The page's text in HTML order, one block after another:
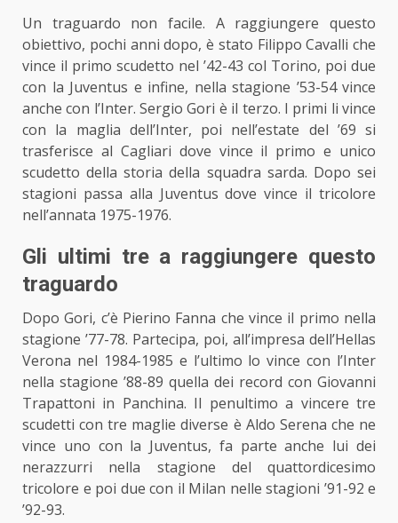
Un traguardo non facile. A raggiungere questo
obiettivo, pochi anni dopo, è stato Filippo Cavalli che
vince il primo scudetto nel ’42-43 col Torino, poi due
con la Juventus e infine, nella stagione ’53-54 vince
anche con l’Inter. Sergio Gori è il terzo. I primi li vince
con la maglia dell’Inter, poi nell’estate del ’69 si
trasferisce al Cagliari dove vince il primo e unico
scudetto della storia della squadra sarda. Dopo sei
stagioni passa alla Juventus dove vince il tricolore
nell’annata 1975-1976.
Gli ultimi tre a raggiungere questo
traguardo
Dopo Gori, c’è Pierino Fanna che vince il primo nella
stagione ’77-78. Partecipa, poi, all’impresa dell’Hellas
Verona nel 1984-1985 e l’ultimo lo vince con l’Inter
nella stagione ’88-89 quella dei record con Giovanni
Trapattoni in Panchina. Il penultimo a vincere tre
scudetti con tre maglie diverse è Aldo Serena che ne
vince uno con la Juventus, fa parte anche lui dei
nerazzurri nella stagione del quattordicesimo
tricolore e poi due con il Milan nelle stagioni ’91-92 e
’92-93.